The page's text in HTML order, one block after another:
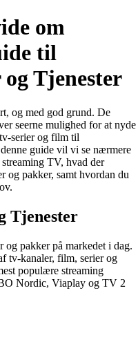
om
til
Tjenester
og med god grund. De
seerne mulighed for at nyde
serier og film til
guide vil vi se nærmere
TV, hvad der
og pakker, samt hvordan du
Tjenester
og pakker på markedet i dag.
tv-kanaler, film, serier og
populære streaming
Nordic, Viaplay og TV 2